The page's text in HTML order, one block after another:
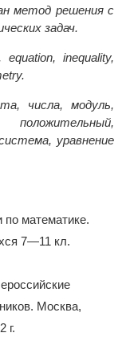
метод решения с
задач.
inequality,
числа, модуль,
положительный,
уравнение
математике.
7—11 кл.
Москва,
г.